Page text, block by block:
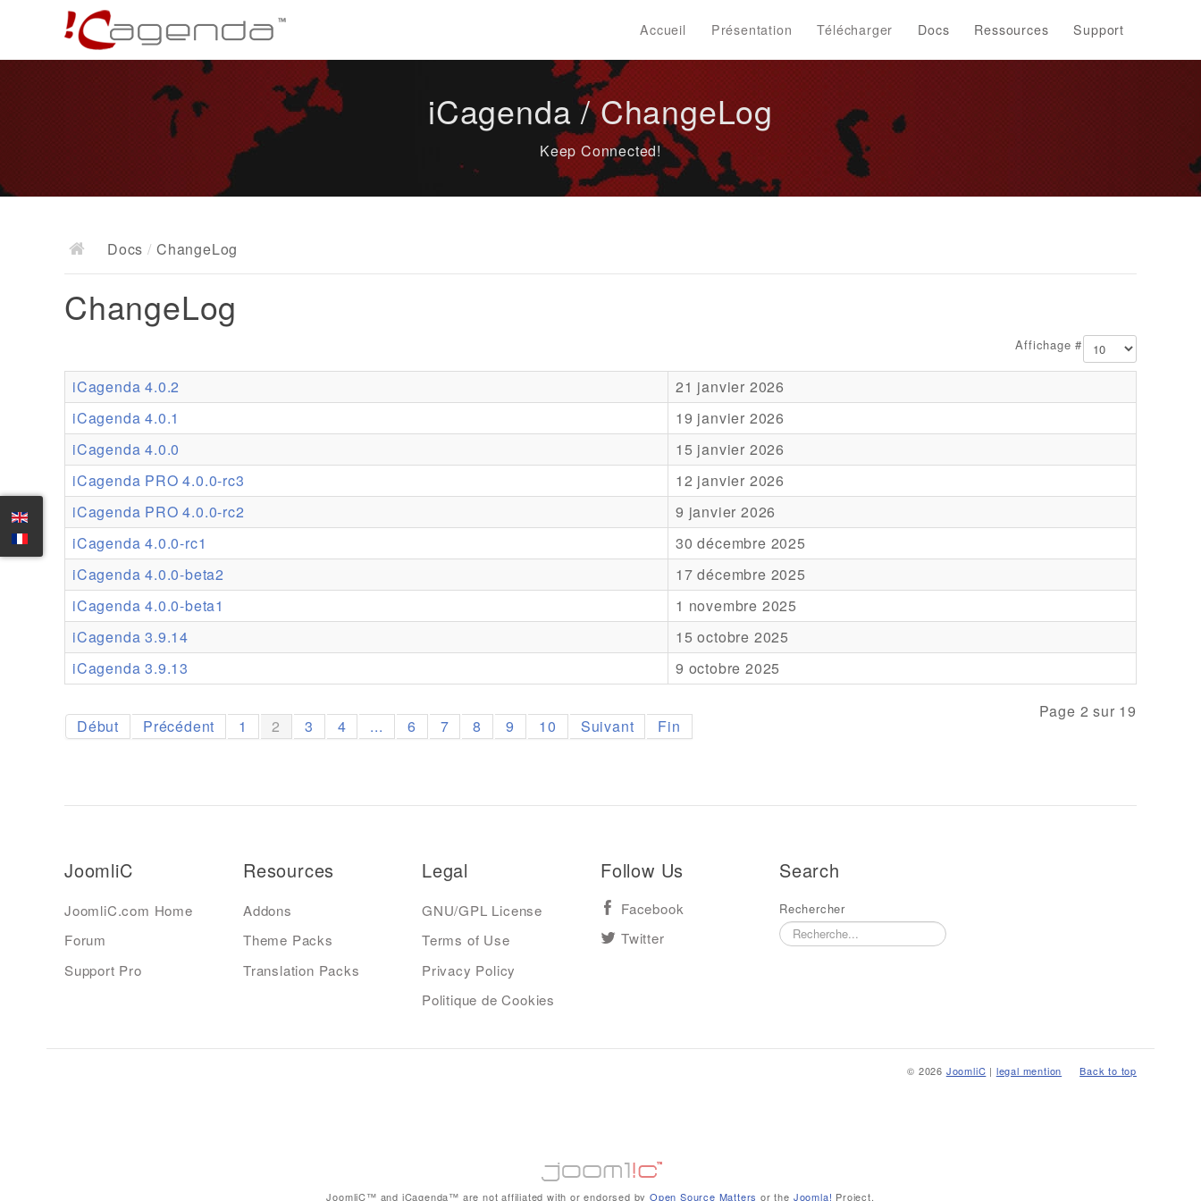
Accueil Présentation Télécharger Docs Ressources Support
iCagenda / ChangeLog
Keep Connected!
Docs / ChangeLog
ChangeLog
Affichage #
iCagenda 4.0.2
21 janvier 2026
iCagenda 4.0.1
19 janvier 2026
iCagenda 4.0.0
15 janvier 2026
iCagenda PRO 4.0.0-rc3
12 janvier 2026
iCagenda PRO 4.0.0-rc2
9 janvier 2026
iCagenda 4.0.0-rc1
30 décembre 2025
iCagenda 4.0.0-beta2
17 décembre 2025
iCagenda 4.0.0-beta1
1 novembre 2025
iCagenda 3.9.14
15 octobre 2025
iCagenda 3.9.13
9 octobre 2025
Page 2 sur 19
Début Précédent 1 2 3 4 ... 6 7 8 9 10 Suivant Fin
JoomliC
JoomliC.com Home
Forum
Support Pro
Resources
Addons
Theme Packs
Translation Packs
Legal
GNU/GPL License
Terms of Use
Privacy Policy
Politique de Cookies
Follow Us
Facebook
Twitter
Search
Rechercher
Back to top
© 2026 JoomliC | legal mention
JoomliC™ and iCagenda™ are not affiliated with or endorsed byOpen Source Matters or the Joomla! Project.